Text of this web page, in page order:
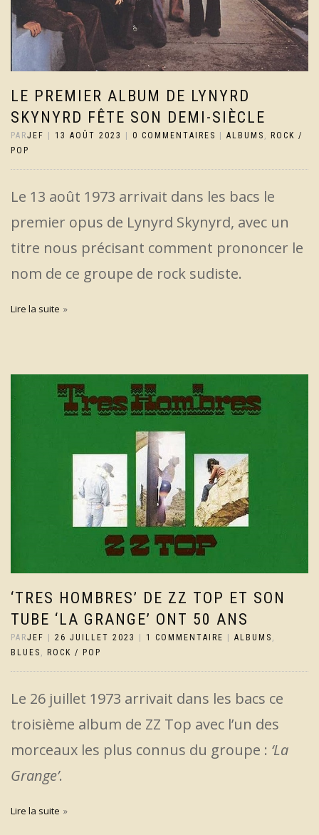
LE PREMIER ALBUM DE LYNYRD
SKYNYRD FÊTE SON DEMI-SIÈCLE
PARJEF 13 AOÛT 2023 0 COMMENTAIRES ALBUMS ,
ROCK /
POP
Le 13 août 1973 arrivait dans les bacs le
premier opus de Lynyrd Skynyrd, avec un
titre nous précisant comment prononcer le
nom de ce groupe de rock sudiste.
Lire la suite
‘TRES HOMBRES’ DE ZZ TOP ET SON
TUBE ‘LA GRANGE’ ONT 50 ANS
PARJEF | 26 JUILLET 2023 | 1 COMMENTAIRE | ALBUMS
BLUES
ROCK / POP
Le 26 juillet 1973 arrivait dans les bacs ce
troisième album de ZZ Top avec l’un des
morceaux les plus connus du groupe : ‘La
Grange’.
Lire la suite